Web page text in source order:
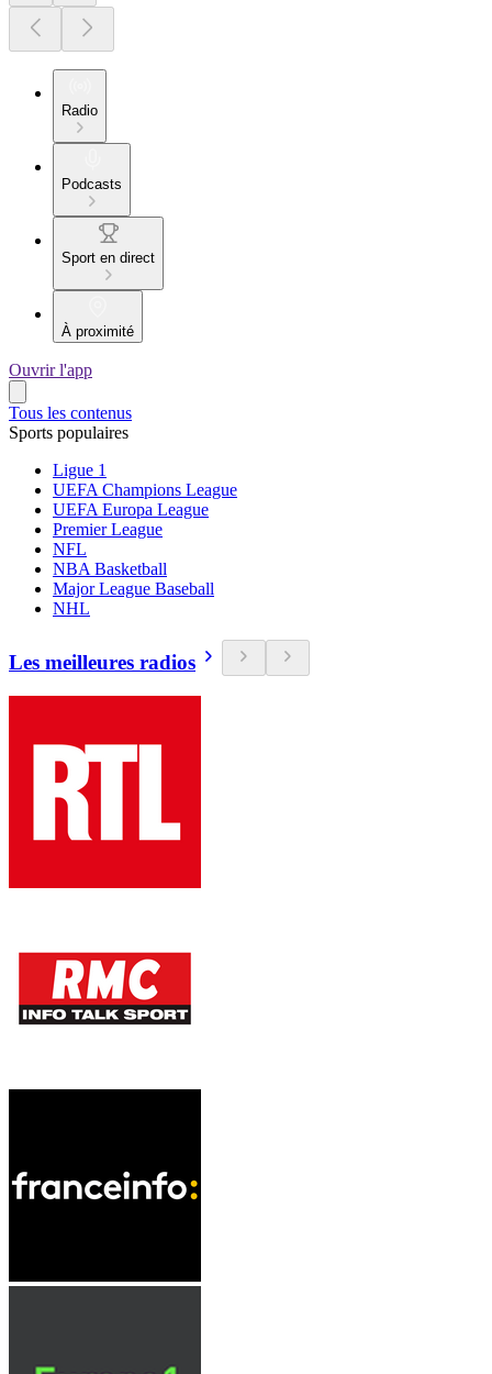
Radio
Podcasts
Sport en direct
À proximité
Ouvrir l'app
Tous les contenus
Sports populaires
Ligue 1
UEFA Champions League
UEFA Europa League
Premier League
NFL
NBA Basketball
Major League Baseball
NHL
Les meilleures radios